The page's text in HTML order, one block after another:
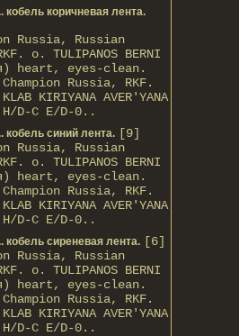
коричневая лента.
Russia, Russian
о. TULIPANOS BERNI
heart, eyes-clean.
Russia, RKF.
KLAB KIRIYANA AVER'YANA
D-С E/D-0..
синий лента. [9]
Russia, Russian
о. TULIPANOS BERNI
heart, eyes-clean.
Russia, RKF.
KLAB KIRIYANA AVER'YANA
D-С E/D-0..
сиреневая лента. [6]
Russia, Russian
о. TULIPANOS BERNI
heart, eyes-clean.
Russia, RKF.
KLAB KIRIYANA AVER'YANA
D-С E/D-0..